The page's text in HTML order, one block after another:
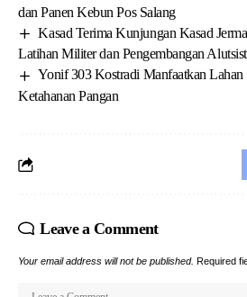
dan Panen Kebun Pos Salang
Kasad Terima Kunjungan Kasad
Latihan Militer dan Pengembangan
Yonif 303 Kostradi Manfaatkan
Ketahanan Pangan
Leave a Comment
Your email address will not be published. Required